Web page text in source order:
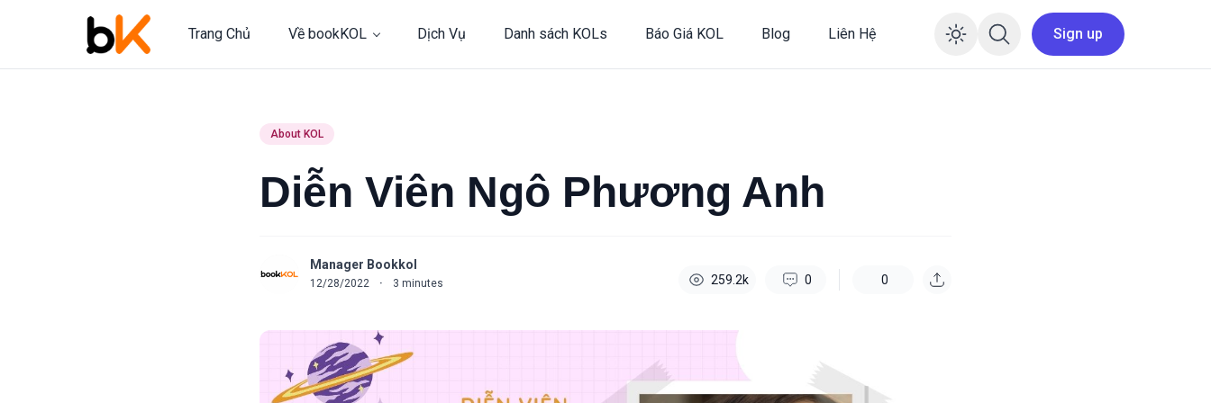
Trang Chủ Về bookKOL Dịch Vụ Danh sách KOLs Báo Giá KOL Blog Liên Hệ Enable dark mode
Sign up
About KOL
Diễn Viên Ngô Phương Anh
Manager Bookkol
12/28/2022 · 3 minutes 259.2k 0 0